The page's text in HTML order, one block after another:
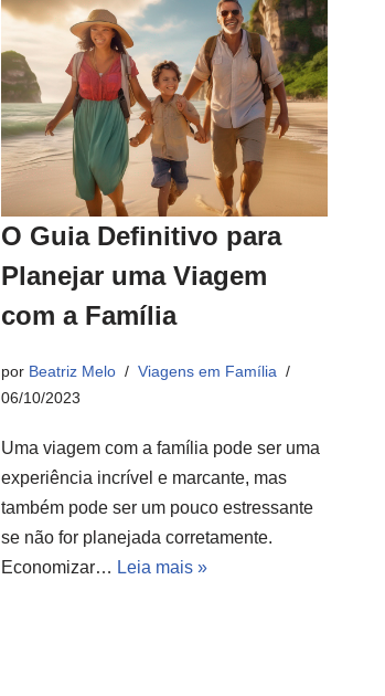
O Guia Definitivo para
Planejar uma Viagem
com a Família
por Beatriz Melo
Viagens em Família
06/10/2023
Uma viagem com a família pode ser uma
experiência incrível e marcante, mas
também pode ser um pouco estressante
se não for planejada corretamente.
Economizar… Leia mais »